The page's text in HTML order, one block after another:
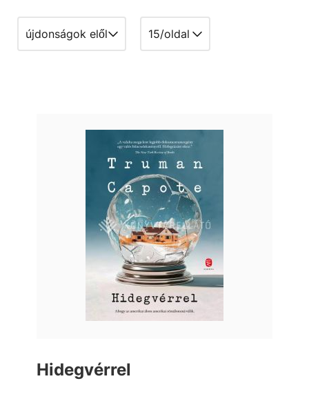
Hidegvérrel